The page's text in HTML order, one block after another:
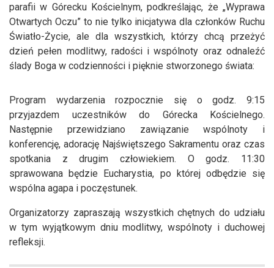
parafii w Górecku Kościelnym, podkreślając, że „Wyprawa
Otwartych Oczu” to nie tylko inicjatywa dla członków Ruchu
Światło-Życie, ale dla wszystkich, którzy chcą przeżyć
dzień pełen modlitwy, radości i wspólnoty oraz odnaleźć
ślady Boga w codzienności i pięknie stworzonego świata:
Program wydarzenia rozpocznie się o godz. 9:15
przyjazdem uczestników do Górecka Kościelnego.
Następnie przewidziano zawiązanie wspólnoty i
konferencję, adorację Najświętszego Sakramentu oraz czas
spotkania z drugim człowiekiem. O godz. 11:30
sprawowana będzie Eucharystia, po której odbędzie się
wspólna agapa i poczęstunek.
Organizatorzy zapraszają wszystkich chętnych do udziału
w tym wyjątkowym dniu modlitwy, wspólnoty i duchowej
refleksji.